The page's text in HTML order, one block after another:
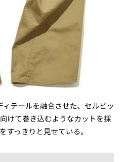
テールを融合させた、セルビッ
けて巻き込むようなカットを採
すっきりと見せている。